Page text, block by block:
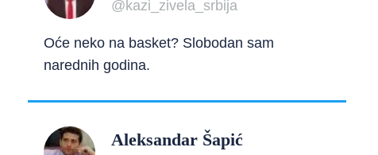
@kazi_zivela_srbija
Oće neko na basket? Slobodan sam
narednih godina.
Aleksandar Šapić